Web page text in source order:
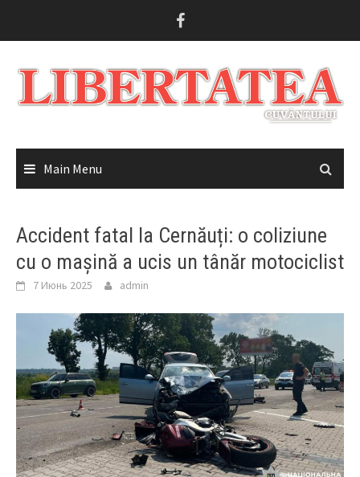
Main Menu
Accident fatal la Cernăuți: o coliziune
cu o mașină a ucis un tânăr motociclist
7 Июнь 2025 admin